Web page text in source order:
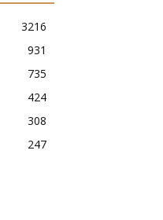
3216
931
735
424
308
247